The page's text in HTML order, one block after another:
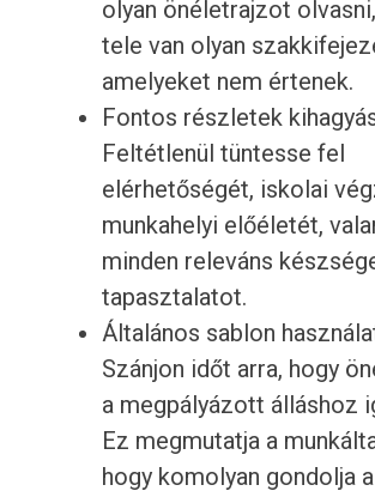
olyan önéletrajzot
tele van olyan
amelyeket nem értenek.
Fontos részletek
Feltétlenül tüntesse fel
elérhetőségét, iskolai
munkahelyi előéletét,
minden releváns
tapasztalatot.
Általános sablon
Szánjon időt arra, hogy
a megpályázott álláshoz
Ez megmutatja a
hogy komolyan gondolja